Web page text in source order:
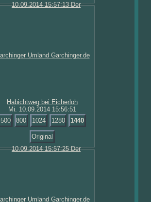
Mi. 10.09.2014 15:56:51
500
800 1024 1280 1440
Original